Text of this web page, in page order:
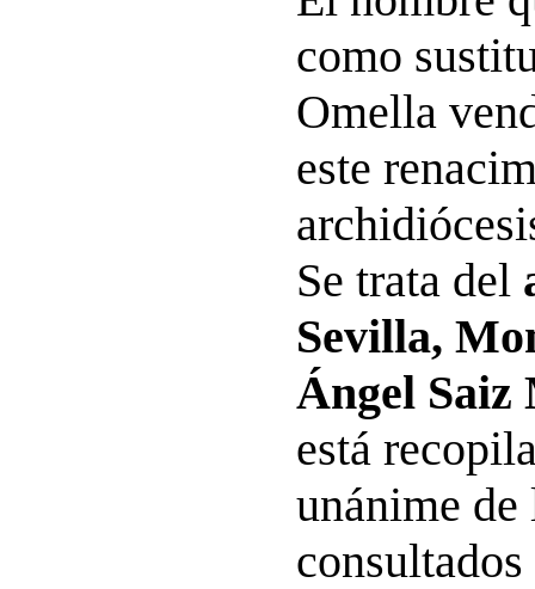
como
Omella
este
Se trata del
Sevilla,
Ángel Saiz
está
unánime de